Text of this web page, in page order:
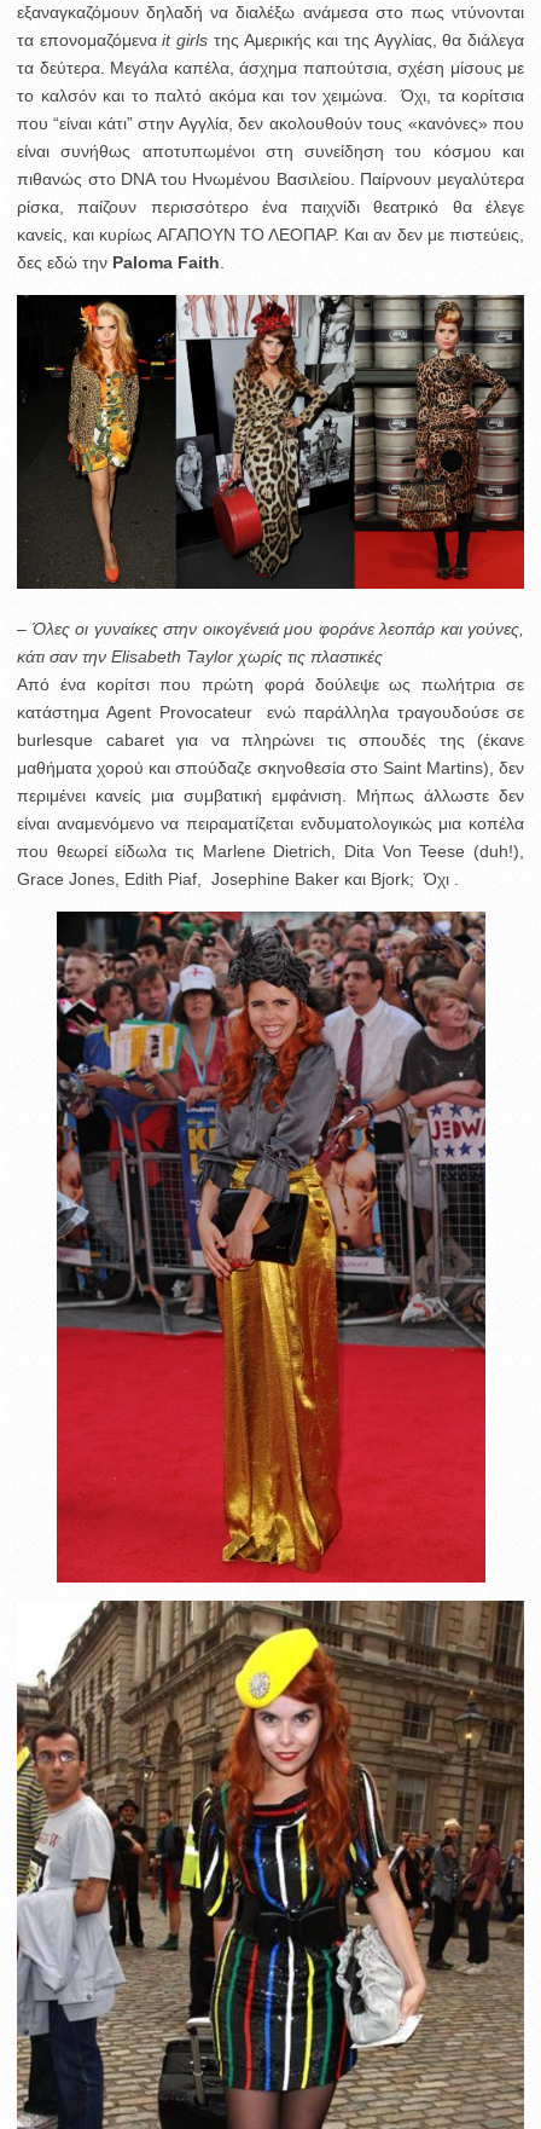
εξαναγκαζόμουν δηλαδή να διαλέξω ανάμεσα στο πως ντύνονται
τα επονομαζόμεναit girls της Αμερικής και της Αγγλίας, θα διάλεγα
τα δεύτερα. Μεγάλα καπέλα, άσχημα παπούτσια, σχέση μίσους με
το καλσόν και το παλτό ακόμα και τον χειμώνα. Όχι, τα κορίτσια
που “είναι κάτι” στην Αγγλία, δεν ακολουθούν τους «κανόνες» που
είναι συνήθως αποτυπωμένοι στη συνείδηση του κόσμου και
πιθανώς στο DNA του Ηνωμένου Βασιλείου. Παίρνουν μεγαλύτερα
ρίσκα, παίζουν περισσότερο ένα παιχνίδι θεατρικό θα έλεγε
κανείς, και κυρίως ΑΓΑΠΟΥΝ ΤΟ ΛΕΟΠΑΡ. Και αν δεν με πιστεύεις,
δες εδώ την Paloma Faith
– Όλες οι γυναίκες στην οικογένειά μου φοράνε λεοπάρ και γούνες,
κάτι σαν την Elisabeth Taylor χωρίς τις πλαστικές
Από ένα κορίτσι που πρώτη φορά δούλεψε ως πωλήτρια σε
κατάστημα Agent Provocateur ενώ παράλληλα τραγουδούσε σε
burlesque cabaret για να πληρώνει τις σπουδές της (έκανε
μαθήματα χορού και σπούδαζε σκηνοθεσία στο Saint Martins), δεν
περιμένει κανείς μια συμβατική εμφάνιση. Μήπως άλλωστε δεν
είναι αναμενόμενο να πειραματίζεται ενδυματολογικώς μια κοπέλα
που θεωρεί είδωλα τις Marlene Dietrich, Dita Von Teese (duh!),
Grace Jones, Edith Piaf, Josephine Baker και Bjork; Όχι .